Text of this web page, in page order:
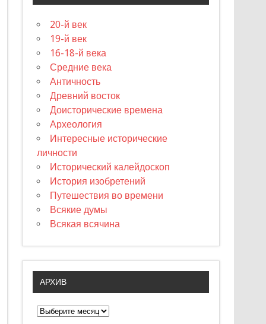
20-й век
19-й век
16-18-й века
Средние века
Античность
Древний восток
Доисторические времена
Археология
Интересные исторические
личности
Исторический калейдоскоп
История изобретений
Путешествия во времени
Всякие думы
Всякая всячина
АРХИВ
А
р